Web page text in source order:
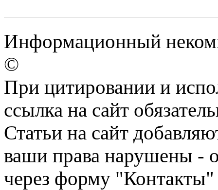
Информационный
©
При цитировании и
ссылка на сайт
Статьи на сайт
ваши права нарушены -
через форму "Контакты"